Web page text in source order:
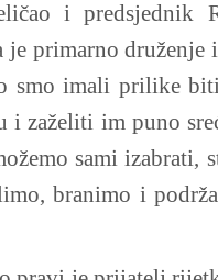
i predsjednik
primarno druženje
smo imali prilike
zaželiti im puno
sami izabrati,
branimo i